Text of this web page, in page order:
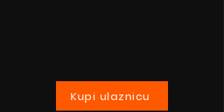
Kupi ulaznicu